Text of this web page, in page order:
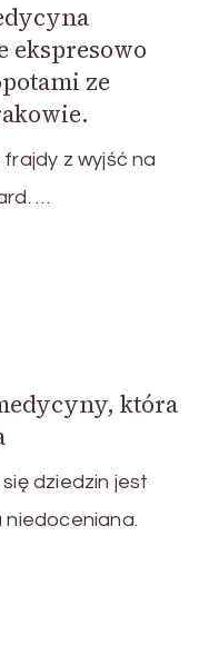
ekspresowo
ze
z wyjść na
…
która
dziedzin jest
niedoceniana.